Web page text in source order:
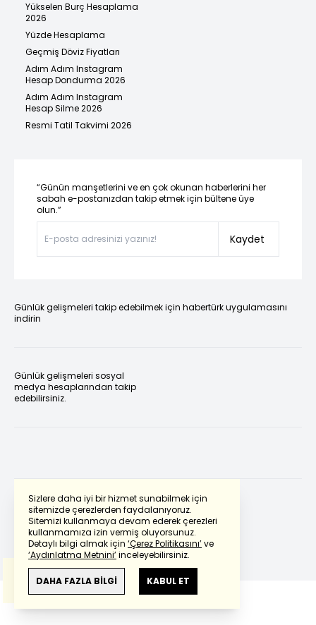
Sizlere daha iyi bir hizmet sunabilmek için
sitemizde çerezlerden faydalanıyoruz.
Sitemizi kullanmaya devam ederek çerezleri
kullanmamıza izin vermiş oluyorsunuz.
Detaylı bilgi almak için ‘Çerez Politikasını’ve
‘Aydınlatma Metnini’inceleyebilirsiniz.
DAHA FAZLA BİLGİ KABUL ET
Yükselen Burç Hesaplama
2026
Yüzde Hesaplama
Geçmiş Döviz Fiyatları
Adım Adım Instagram
Hesap Dondurma 2026
Adım Adım Instagram
Hesap Silme 2026
Resmi Tatil Takvimi 2026
“Günün manşetlerini ve en çok okunan haberlerini her
sabah e-postanızdan takip etmek için bültene üye
olun.”
Kaydet
Günlük gelişmeleri takip edebilmek için habertürk uygulamasını
indirin
Günlük gelişmeleri sosyal
medya hesaplarından takip
edebilirsiniz.
Powered by Translate
Bu çevirideGoogle Transletekullanılmıştır.
Anlam ve çeviri hatalarından
haberturk.com
sorumlu değildir.